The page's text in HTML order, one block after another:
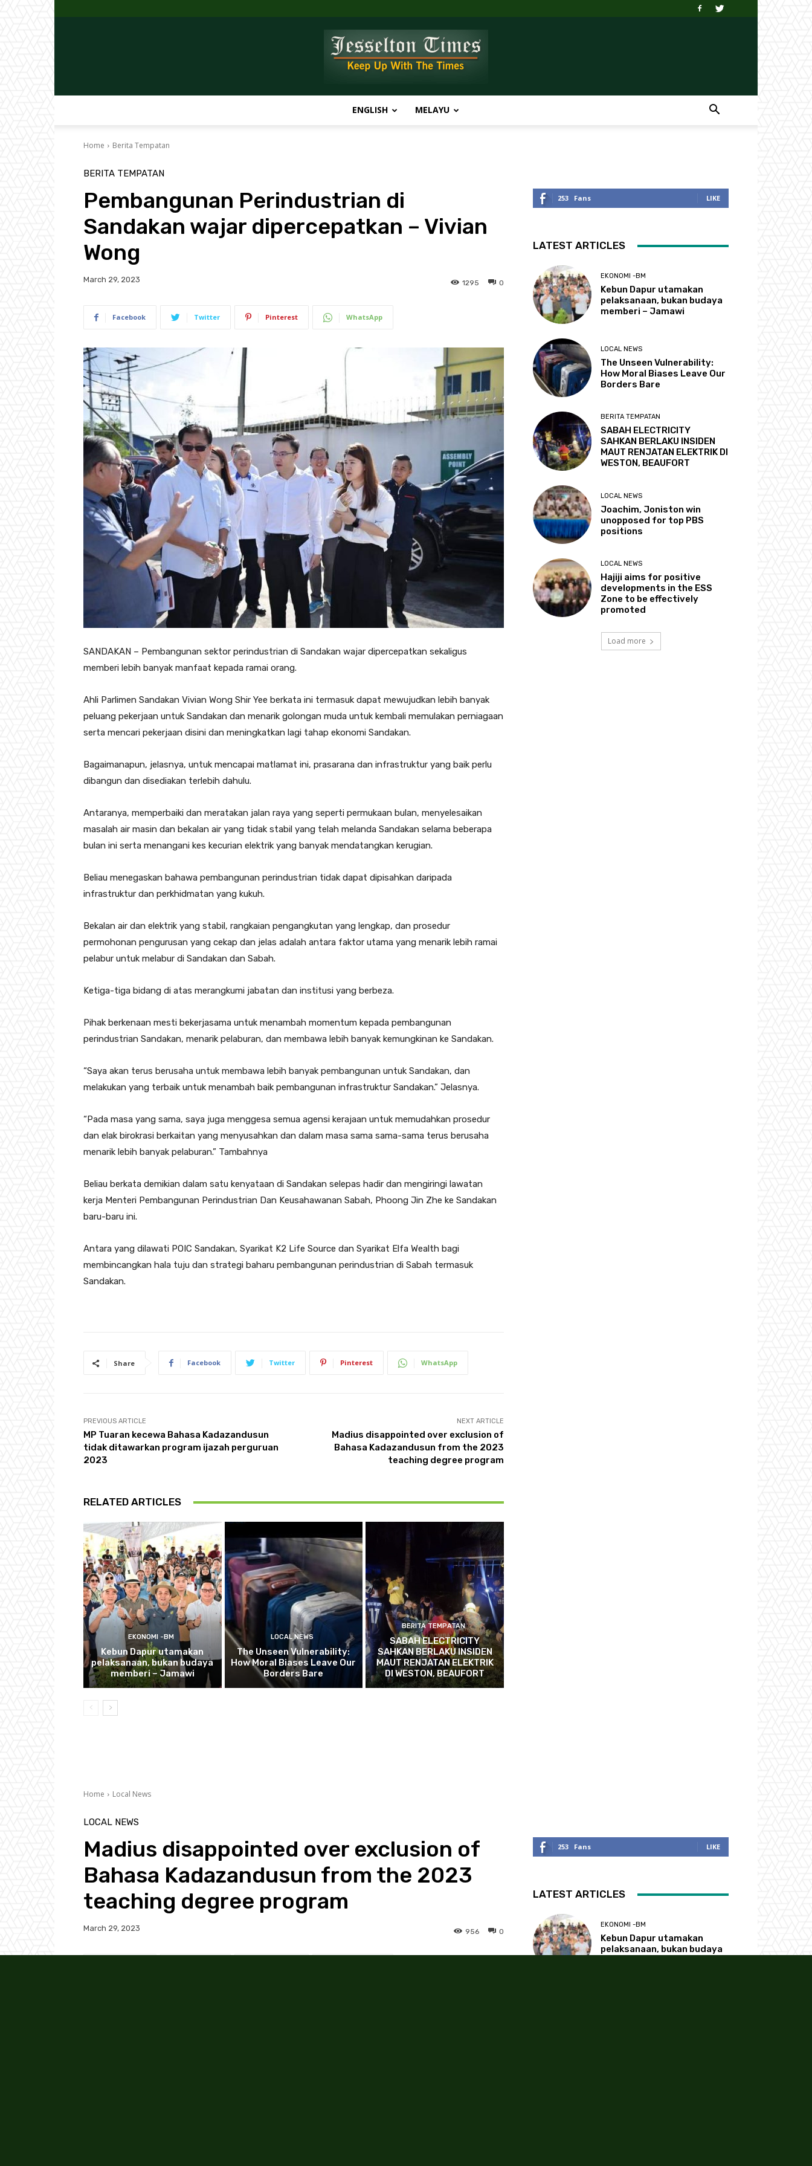
ENGLISH MELAYU
Home Berita Tempatan
BERITA TEMPATAN
Pembangunan Perindustrian di
Sandakan wajar dipercepatkan – Vivian
Wong
March 29, 2023 0
1295
Facebook Twitter Pinterest WhatsApp
SANDAKAN – Pembangunan sektor perindustrian di Sandakan wajar dipercepatkan sekaligus
memberi lebih banyak manfaat kepada ramai orang.
Ahli Parlimen Sandakan Vivian Wong Shir Yee berkata ini termasuk dapat mewujudkan lebih banyak
peluang pekerjaan untuk Sandakan dan menarik golongan muda untuk kembali memulakan perniagaan
serta mencari pekerjaan disini dan meningkatkan lagi tahap ekonomi Sandakan.
Bagaimanapun, jelasnya, untuk mencapai matlamat ini, prasarana dan infrastruktur yang baik perlu
dibangun dan disediakan terlebih dahulu.
Antaranya, memperbaiki dan meratakan jalan raya yang seperti permukaan bulan, menyelesaikan
masalah air masin dan bekalan air yang tidak stabil yang telah melanda Sandakan selama beberapa
bulan ini serta menangani kes kecurian elektrik yang banyak mendatangkan kerugian.
Beliau menegaskan bahawa pembangunan perindustrian tidak dapat dipisahkan daripada
infrastruktur dan perkhidmatan yang kukuh.
Bekalan air dan elektrik yang stabil, rangkaian pengangkutan yang lengkap, dan prosedur
permohonan pengurusan yang cekap dan jelas adalah antara faktor utama yang menarik lebih ramai
pelabur untuk melabur di Sandakan dan Sabah.
Ketiga-tiga bidang di atas merangkumi jabatan dan institusi yang berbeza.
Pihak berkenaan mesti bekerjasama untuk menambah momentum kepada pembangunan
perindustrian Sandakan, menarik pelaburan, dan membawa lebih banyak kemungkinan ke Sandakan.
“Saya akan terus berusaha untuk membawa lebih banyak pembangunan untuk Sandakan, dan
melakukan yang terbaik untuk menambah baik pembangunan infrastruktur Sandakan.” Jelasnya.
“Pada masa yang sama, saya juga menggesa semua agensi kerajaan untuk memudahkan prosedur
dan elak birokrasi berkaitan yang menyusahkan dan dalam masa sama sama-sama terus berusaha
menarik lebih banyak pelaburan.” Tambahnya
Beliau berkata demikian dalam satu kenyataan di Sandakan selepas hadir dan mengiringi lawatan
kerja Menteri Pembangunan Perindustrian Dan Keusahawanan Sabah, Phoong Jin Zhe ke Sandakan
baru-baru ini.
Antara yang dilawati POIC Sandakan, Syarikat K2 Life Source dan Syarikat Elfa Wealth bagi
membincangkan hala tuju dan strategi baharu pembangunan perindustrian di Sabah termasuk
Sandakan.
Share Facebook Twitter Pinterest WhatsApp
PREVIOUS ARTICLE
MP Tuaran kecewa Bahasa Kadazandusun
tidak ditawarkan program ijazah perguruan
2023
NEXT ARTICLE
Madius disappointed over exclusion of
Bahasa Kadazandusun from the 2023
teaching degree program
RELATED ARTICLES
EKONOMI -BM
Kebun Dapur utamakan
pelaksanaan, bukan budaya
memberi – Jamawi
LOCAL NEWS
The Unseen Vulnerability:
How Moral Biases Leave Our
Borders Bare
BERITA TEMPATAN
SABAH ELECTRICITY
SAHKAN BERLAKU INSIDEN
MAUT RENJATAN ELEKTRIK
DI WESTON, BEAUFORT
253 Fans LIKE
LATEST ARTICLES
EKONOMI -BM
Kebun Dapur utamakan
pelaksanaan, bukan budaya
memberi – Jamawi
LOCAL NEWS
The Unseen Vulnerability:
How Moral Biases Leave Our
Borders Bare
BERITA TEMPATAN
SABAH ELECTRICITY
SAHKAN BERLAKU INSIDEN
MAUT RENJATAN ELEKTRIK DI
WESTON, BEAUFORT
LOCAL NEWS
Joachim, Joniston win
unopposed for top PBS
positions
LOCAL NEWS
Hajiji aims for positive
developments in the ESS
Zone to be effectively
promoted
Load more